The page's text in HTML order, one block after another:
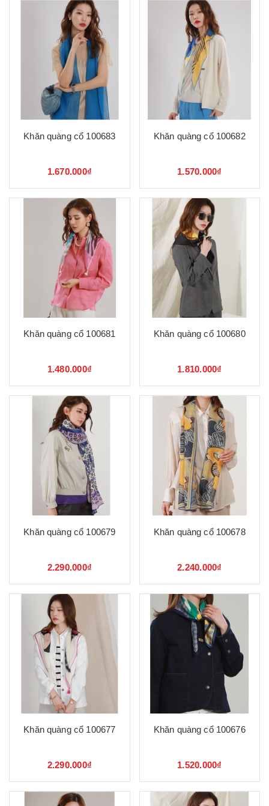
Khăn quàng cổ 100683
1.670.000₫
Khăn quàng cổ 100682
1.570.000₫
Khăn quàng cổ 100681
1.480.000₫
Khăn quàng cổ 100680
1.810.000₫
Khăn quàng cổ 100679
2.290.000₫
Khăn quàng cổ 100678
2.240.000₫
Khăn quàng cổ 100677
2.290.000₫
Khăn quàng cổ 100676
1.520.000₫